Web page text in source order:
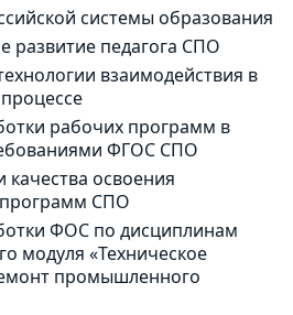
системы образования
развитие педагога СПО
взаимодействия в
рабочих программ в
ФГОС СПО
качества освоения
СПО
ФОС по дисциплинам
модуля «Техническое
промышленного